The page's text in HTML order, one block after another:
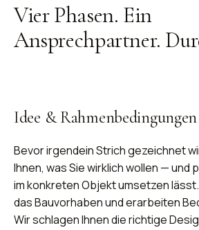
Vier Phasen. Ein
Ansprechpartner.
Idee & Rahmenbedingungen
Bevor irgendein Strich gezeichnet
Ihnen, was Sie wirklich wollen — und
im konkreten Objekt umsetzen
das Bauvorhaben und erarbeiten
Wir schlagen Ihnen die richtige